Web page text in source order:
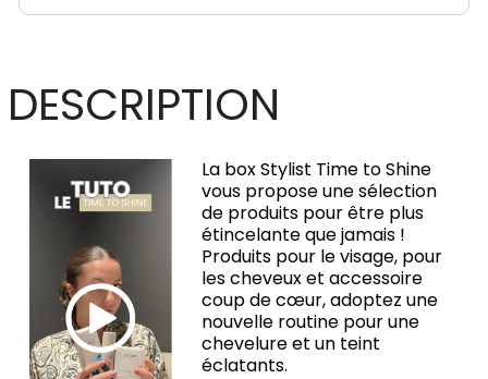
DESCRIPTION
La box Stylist Time to Shine
vous propose une sélection
de produits pour être plus
étincelante que jamais !
Produits pour le visage, pour
les cheveux et accessoire
coup de cœur, adoptez une
nouvelle routine pour une
chevelure et un teint
éclatants.